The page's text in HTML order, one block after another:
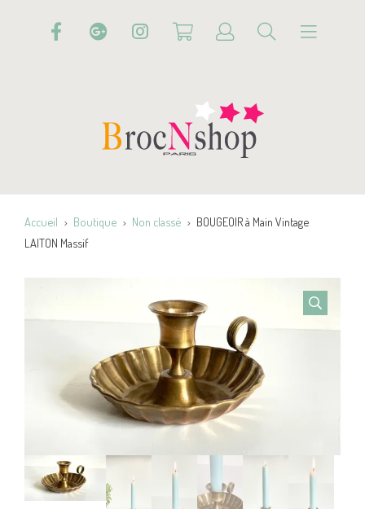
Accueil Boutique Non classé
BOUGEOIR à Main Vintage
LAITON Massif